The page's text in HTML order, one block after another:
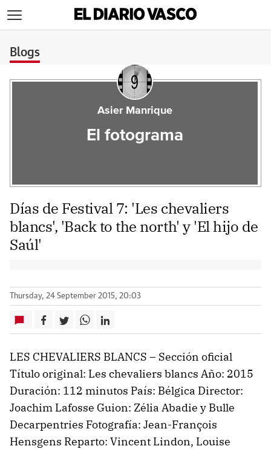
Blogs
Asier Manrique
El fotograma
Días de Festival 7: 'Les chevaliers
blancs', 'Back to the north' y 'El hijo de
Saúl'
Thursday, 24 September 2015, 20:03
LES CHEVALIERS BLANCS – Sección oficial
Título original: Les chevaliers blancs Año: 2015
Duración: 112 minutos País: Bélgica Director:
Joachim Lafosse Guion: Zélia Abadie y Bulle
Decarpentries Fotografía: Jean-François
Hensgens Reparto: Vincent Lindon, Louise